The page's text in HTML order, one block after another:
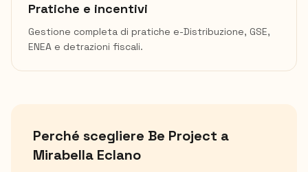
Pratiche e incentivi
Gestione completa di pratiche e-Distribuzione, GSE,
ENEA e detrazioni fiscali.
Perché scegliere Be Project a
Mirabella Eclano